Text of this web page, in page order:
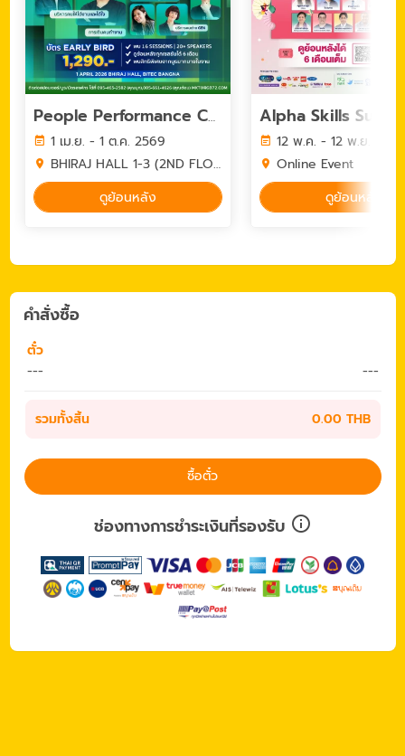
People Performance Conference (PPC2026) - YEAR OF WORK LIFE INTELLIGENCE
1 เม.ย. - 1 ต.ค. 2569
BHIRAJ HALL 1-3 (2ND FLOOR) BITEC BANGNA
ดูย้อนหลัง
12 พ.ค. - 12 พ.ย. 2569
Online Event
ดูย้อนหลัง
คำสั่งซื้อ
ตั๋ว
---
---
รวมทั้งสิ้น 0.00 THB
ซื้อตั๋ว
ช่องทางการชำระเงินที่รองรับ